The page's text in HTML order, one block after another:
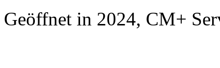
Geöffnet in 2024, CM+